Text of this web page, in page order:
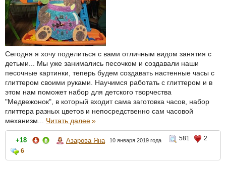
Сегодня я хочу поделиться с вами отличным видом занятия с
детьми... Мы уже занимались песочком и создавали наши
песочные картинки, теперь будем создавать настенные часы с
глиттером своими руками. Научимся работать с глиттером и в
этом нам поможет набор для детского творчества
"Медвежонок", в который входит сама заготовка часов, набор
глиттера разных цветов и непосредственно сам часовой
механизм... Читать далее»
+18 Азарова Яна 10 января 2019 года 581
2
6